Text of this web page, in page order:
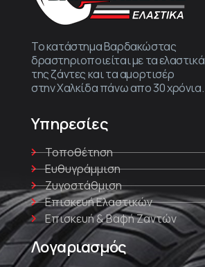
Το κατάστημα Βαρδακώστας
δραστηριοποιείται με τα ελαστικά
της ζάντες και τα αμορτισέρ
στην Χαλκίδα πάνω απο 30 χρόνια.
Υπηρεσίες
Τοποθέτηση
Ευθυγράμμιση
Ζυγοστάθμιση
Επισκευή Ελαστικών
Επισκευή & Βαφή Ζαντών
Λογαριασμός